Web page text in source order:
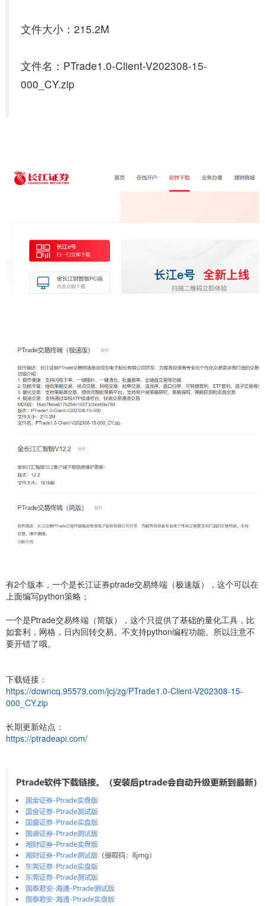
文件大小：215.2M
文件名：PTrade1.0-Client-V202308-15-
000_CY.zip
有2个版本，一个是长江证券ptrade交易终端（极速版），这个可以在
上面编写python策略；
一个是Ptrade交易终端（简版），这个只提供了基础的量化工具，比
如套利，网格，日内回转交易。不支持python编程功能。所以注意不
要开错了哦。
下载链接：
https://downcq.95579.com/jcj/zg/PTrade1.0-Client-V202308-15-
000_CY.zip
长期更新站点：
https://ptradeapi.com/